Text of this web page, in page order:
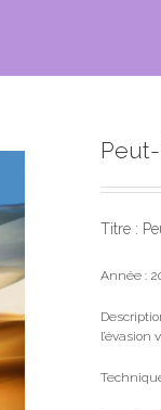
Titre :
Année :
l’évasion